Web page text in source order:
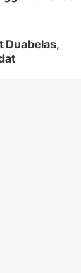
Duabelas,